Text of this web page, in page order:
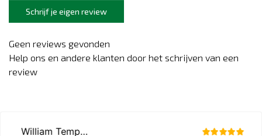
Schrijf je eigen review
Geen reviews gevonden
Help ons en andere klanten door het schrijven van een
review